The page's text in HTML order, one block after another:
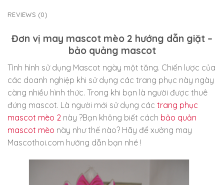
REVIEWS (0)
Đơn vị may mascot mèo 2 hướng dẫn giặt –
bảo quảng mascot
Tình hình sử dụng Mascot ngày một tăng. Chiến lược của
các doanh nghiệp khi sử dụng các trang phục này ngày
càng nhiều hình thức. Trong khi bạn là người được thuê
đứng mascot. Là người mới sử dụng các trang phục
mascot mèo 2 này ?Bạn không biết cách bảo quản
mascot mèo này như thế nào? Hãy để xưởng may
Mascothoi.com hướng dẫn bạn nhé !